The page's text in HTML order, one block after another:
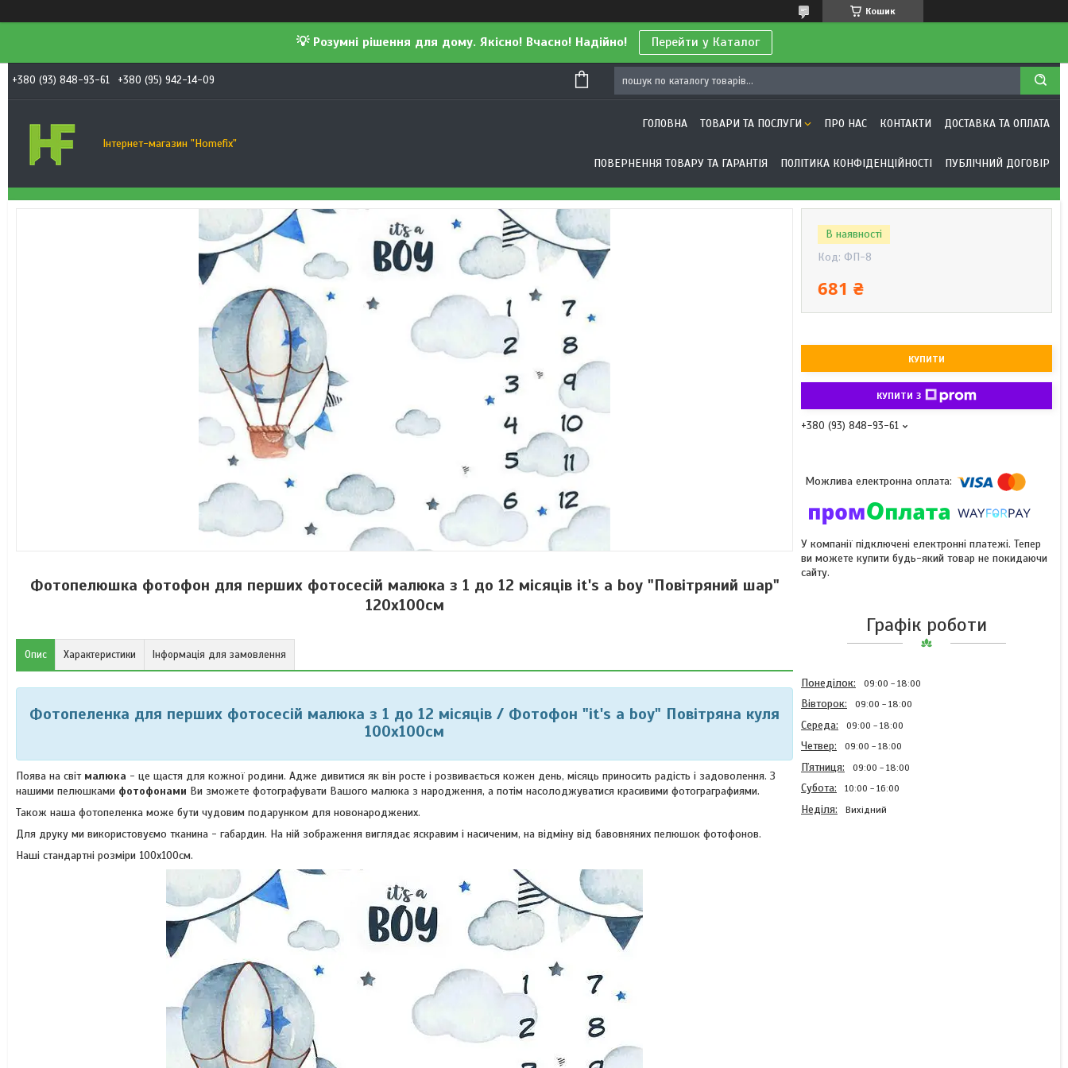
Кошик
💡 Розумні рішення для дому. Якісно! Вчасно! Надійно! Перейти у Каталог
+380 (93) 848-93-61 +380 (95) 942-14-09
Інтернет-магазин "Homefix"
ГОЛОВНА ТОВАРИ ТА ПОСЛУГИ ПРО НАС КОНТАКТИ ДОСТАВКА ТА ОПЛАТА
ПОВЕРНЕННЯ ТОВАРУ ТА ГАРАНТІЯ ПОЛІТИКА КОНФІДЕНЦІЙНОСТІ ПУБЛІЧНИЙ ДОГОВІР
Фотопелюшка фотофон для перших фотосесій малюка з 1 до 12 місяців it's a boy "Повітряний шар"
120х100см
Опис Характеристики Інформація для замовлення
Фотопеленка для перших фотосесій малюка з 1 до 12 місяців / Фотофон "it's a boy" Повітряна куля
100х100см
Поява на світ малюка - це щастя для кожної родини. Адже дивитися як він росте і розвивається кожен день, місяць приносить радість і задоволення. З
нашими пелюшками фотофонами Ви зможете фотографувати Вашого малюка з народження, а потім насолоджуватися красивими фотограграфиями.
Також наша фотопеленка може бути чудовим подарунком для новонароджених.
Для друку ми використовуємо тканина - габардин. На ній зображення виглядає яскравим і насиченим, на відміну від бавовняних пелюшок фотофонов.
Наші стандартні розміри 100х100см.
В наявності
Код: ФП-8
681 ₴
КУПИТИ
КУПИТИ З
+380 (93) 848-93-61
У компанії підключені електронні платежі. Тепер
ви можете купити будь-який товар не покидаючи
сайту.
Графік роботи
Понеділок 09:00 18:00
Вівторок 09:00 18:00
Середа 09:00 18:00
Четвер 09:00 18:00
Пʼятниця 09:00 18:00
Субота 10:00 16:00
Неділя Вихідний